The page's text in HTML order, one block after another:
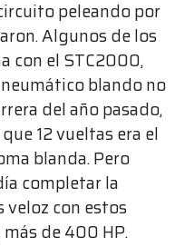
peleando por
Algunos de los
con el STC2000,
blando no
del año pasado,
12 vueltas era el
blanda. Pero
completar la
veloz con estos
de 400 HP.